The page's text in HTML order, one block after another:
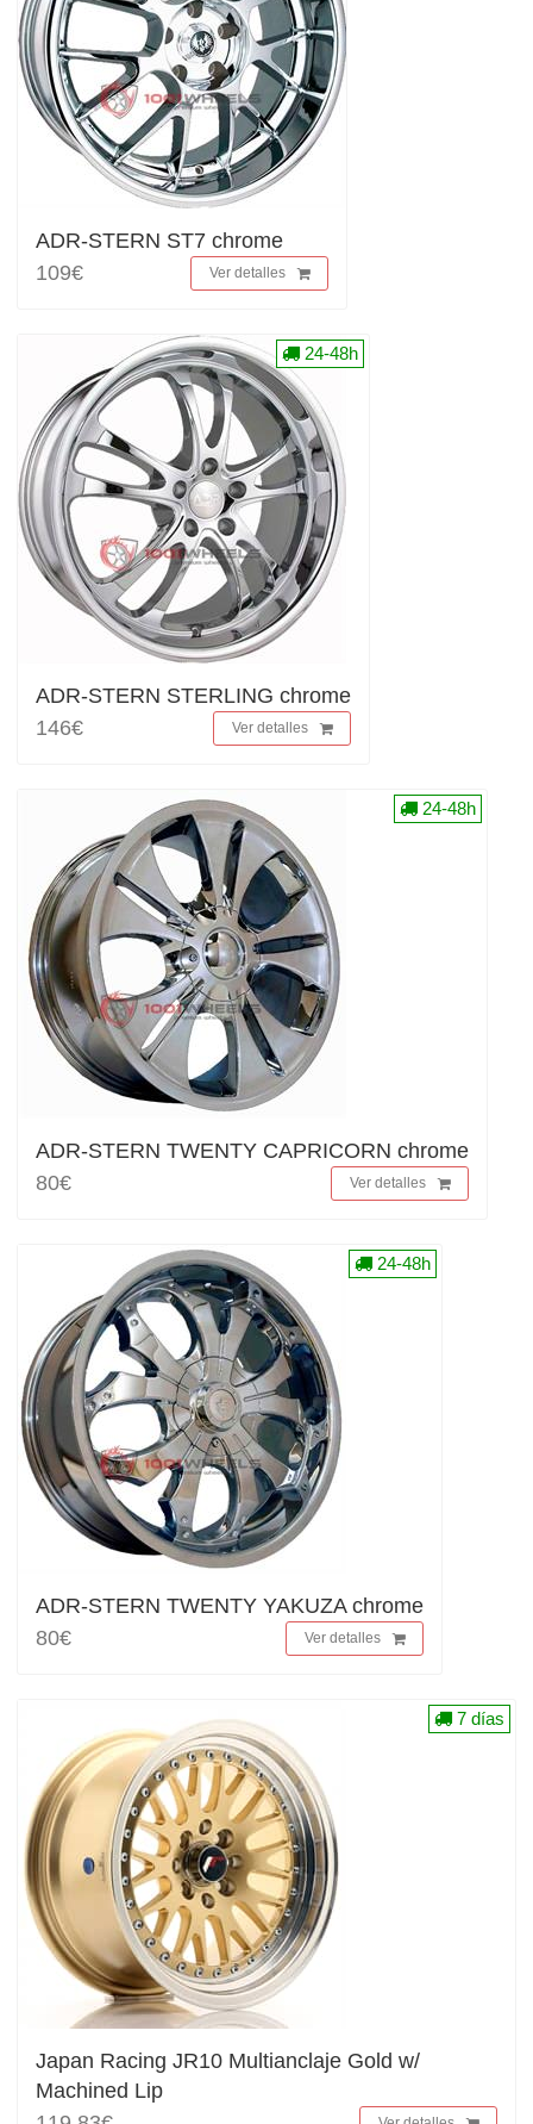
ADR-STERN ST7 chrome
109€
Ver detalles
ADR-STERN STERLING chrome
146€
Ver detalles
24-48h
ADR-STERN TWENTY CAPRICORN chrome
80€
Ver detalles
24-48h
ADR-STERN TWENTY YAKUZA chrome
80€
Ver detalles
24-48h
Japan Racing JR10 Multianclaje Gold w/
Machined Lip
7 días